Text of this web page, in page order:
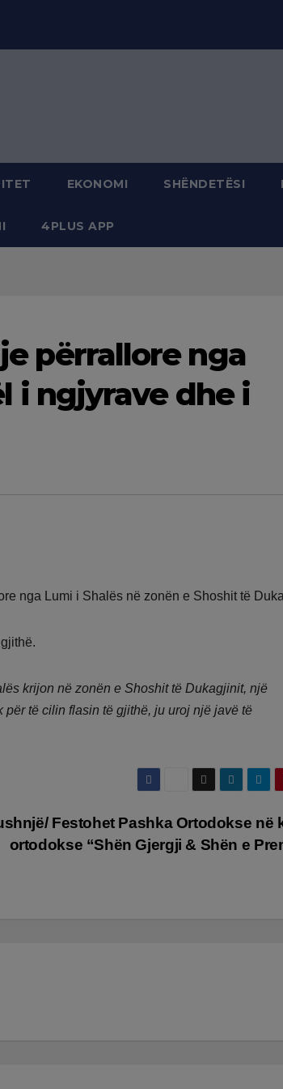
EKONOMI SHËNDETËSI
4PLUS APP
përrallore nga
i ngjyrave dhe i
nga Lumi i Shalës në zonën e Shoshit të
krijon në zonën e Shoshit të Dukagjinit, një
të cilin flasin të gjithë, ju uroj një javë të
Festohet Pashka Ortodokse në
ortodokse “Shën Gjergji & Shën e